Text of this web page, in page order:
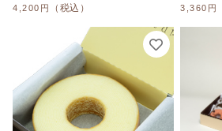
4,200円
（税込）
3,360円